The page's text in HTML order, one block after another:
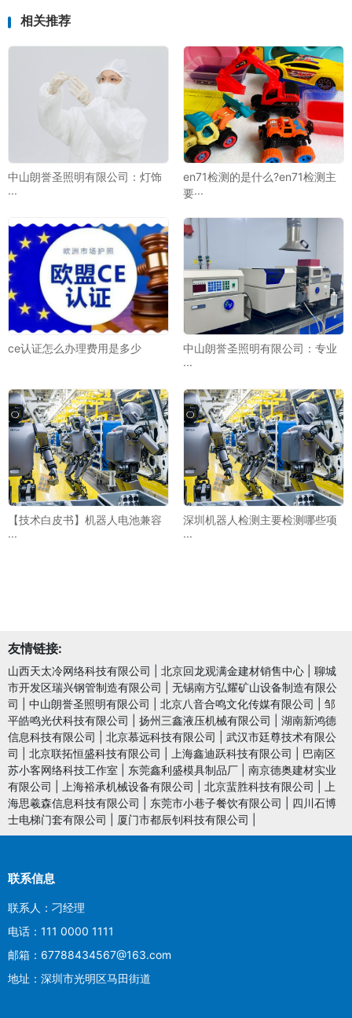
相关推荐
中山朗誉圣照明有限公司：灯饰
···
en71检测的是什么?en71检测主
要···
ce认证怎么办理费用是多少
中山朗誉圣照明有限公司：专业
···
【技术白皮书】机器人电池兼容
···
深圳机器人检测主要检测哪些项
···
友情链接:
山西天太冷网络科技有限公司 北京回龙观满金建材销售中心
聊城
市开发区瑞兴钢管制造有限公司
无锡南方弘耀矿山设备制造有限公
司
中山朗誉圣照明有限公司 北京八音合鸣文化传媒有限公司
邹
平皓鸣光伏科技有限公司
扬州三鑫液压机械有限公司
湖南新鸿德
信息科技有限公司
北京慕远科技有限公司
武汉市廷尊技术有限公
司
北京联拓恒盛科技有限公司 上海鑫迪跃科技有限公司
巴南区
苏小客网络科技工作室
东莞鑫利盛模具制品厂
南京德奥建材实业
有限公司
上海裕承机械设备有限公司 北京蜚胜科技有限公司
上
海思羲森信息科技有限公司
东莞市小巷子餐饮有限公司
四川石博
士电梯门套有限公司
厦门市都辰钊科技有限公司
联系信息
联系人：刁经理
电话：111 0000 1111
邮箱：67788434567@163.com
地址：深圳市光明区马田街道